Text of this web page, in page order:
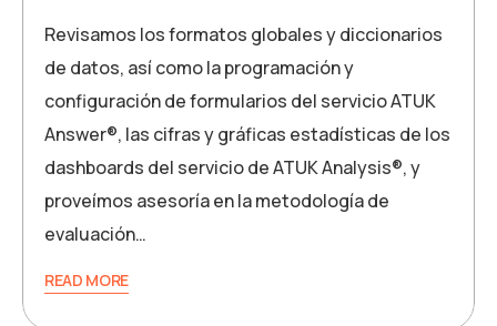
Revisamos los formatos globales y diccionarios
de datos, así como la programación y
configuración de formularios del servicio ATUK
Answer®, las cifras y gráficas estadísticas de los
dashboards del servicio de ATUK Analysis®, y
proveímos asesoría en la metodología de
evaluación…
READ MORE